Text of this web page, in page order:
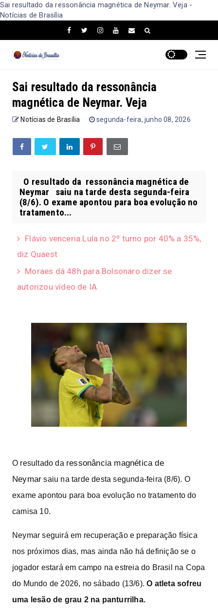
Sai resultado da ressonância magnética de Neymar. Veja -
Notícias de Brasília
Sai resultado da ressonância
magnética de Neymar. Veja
Notícias de Brasília segunda-feira, junho 08, 2026
O resultado da ressonância magnética de
Neymar saiu na tarde desta segunda-feira
(8/6). O exame apontou para boa evolução no
tratamento...
Flávio venceria Lula no 2º turno por 40% a 35%,
diz Quaest
Moraes dá 48h para Bolsonaro dizer se
autorizou vídeo de IA
O resultado da ressonância magnética de
Neymar saiu na tarde desta segunda-feira (8/6). O
exame apontou para boa evolução no tratamento do
camisa 10.
Neymar seguirá em recuperação e preparação física
nos próximos dias, mas ainda não há definição se o
jogador estará em campo na estreia do Brasil na Copa
do Mundo de 2026, no sábado (13/6).O atleta sofreu
uma lesão de grau 2 na panturrilha.